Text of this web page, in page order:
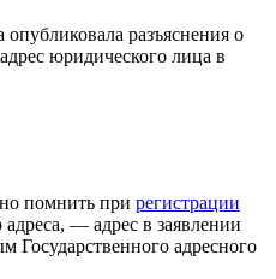
разъяснения о
юридического лица в
помнить при регистрации
— адрес в заявлении
Государственного адресного